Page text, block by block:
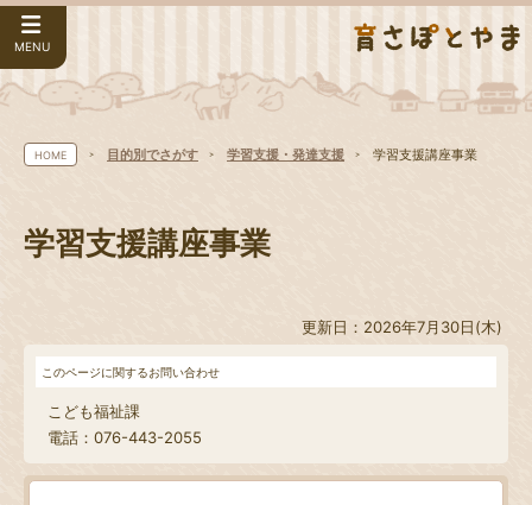
MENU
HOME 目的別でさがす 学習支援・発達支援 学習支援講座事業
学習支援講座事業
更新日：2026年7月30日(木)
このページに関するお問い合わせ
こども福祉課
電話：076-443-2055